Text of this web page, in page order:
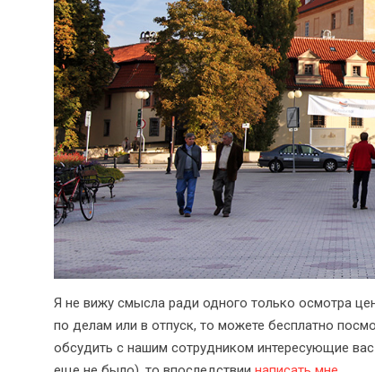
Я не вижу смысла ради одного только осмотра
по делам или в отпуск, то можете бесплатно
обсудить с нашим сотрудником интересующие